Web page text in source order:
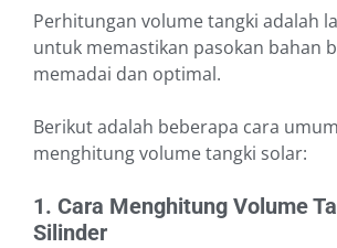
Perhitungan volume tangki adalah
untuk memastikan pasokan bahan
memadai dan optimal.
Berikut adalah beberapa cara
menghitung volume tangki solar:
1. Cara Menghitung Volume
Silinder